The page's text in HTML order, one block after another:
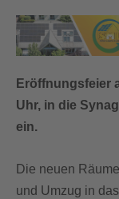
Eröffnungsfeier
Uhr, in die
ein.
Die neuen
und Umzug in